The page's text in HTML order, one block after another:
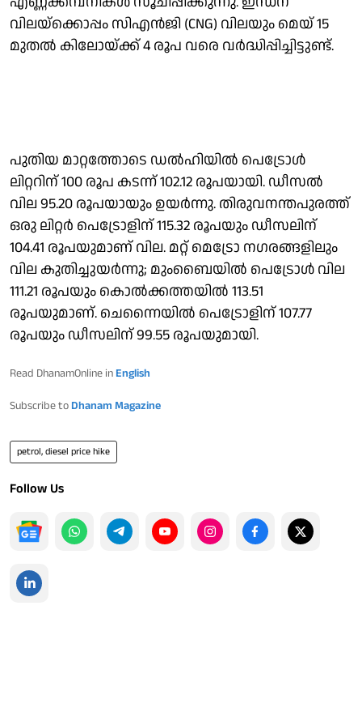
വിലയ്ക്കൊപ്പം സിഎൻജി (CNG) വിലയും മെയ് 15
മുതൽ കിലോയ്ക്ക് 4 രൂപ വരെ വർദ്ധിപ്പിച്ചിട്ടുണ്ട്.
പുതിയ മാറ്റത്തോടെ ഡൽഹിയിൽ പെട്രോൾ
ലിറ്ററിന് 100 രൂപ കടന്ന് 102.12 രൂപയായി. ഡീസൽ
വില 95.20 രൂപയായും ഉയർന്നു. തിരുവനന്തപുരത്ത്
ഒരു ലിറ്റര്‍ പെട്രോളിന് 115.32 രൂപയും ഡീസലിന്
104.41 രൂപയുമാണ് വില. മറ്റ് മെട്രോ നഗരങ്ങളിലും
വില കുതിച്ചുയർന്നു; മുംബൈയിൽ പെട്രോൾ വില
111.21 രൂപയും കൊൽക്കത്തയിൽ 113.51
രൂപയുമാണ്. ചെന്നൈയിൽ പെട്രോളിന് 107.77
രൂപയും ഡീസലിന് 99.55 രൂപയുമായി.
Read DhanamOnline in English
Subscribe to Dhanam Magazine
petrol, diesel price hike
Follow Us